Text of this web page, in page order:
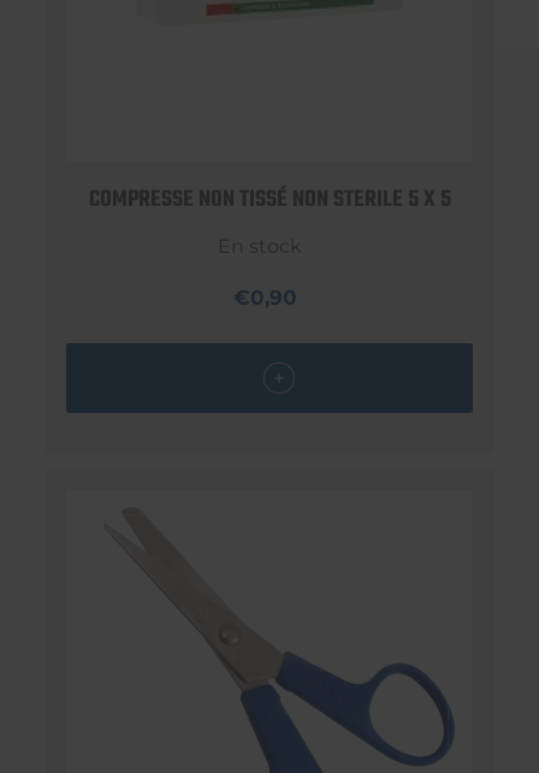
COMPRESSE NON TISSÉ NON STERILE 5 X 5
En stock
€0,90